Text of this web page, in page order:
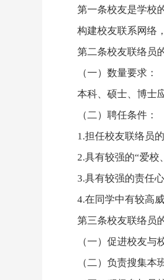
第一条校友是学校
构建校友联系网络
第二条校友联络员
（一）数量要求：
本科、硕士、博士
（二）聘任条件：
1.担任校友联络员
2.具有较强的“爱校
3.具有较强的责任
4.在同学中有较高
第三条校友联络员
（一）促进校友
（二）负责搜集